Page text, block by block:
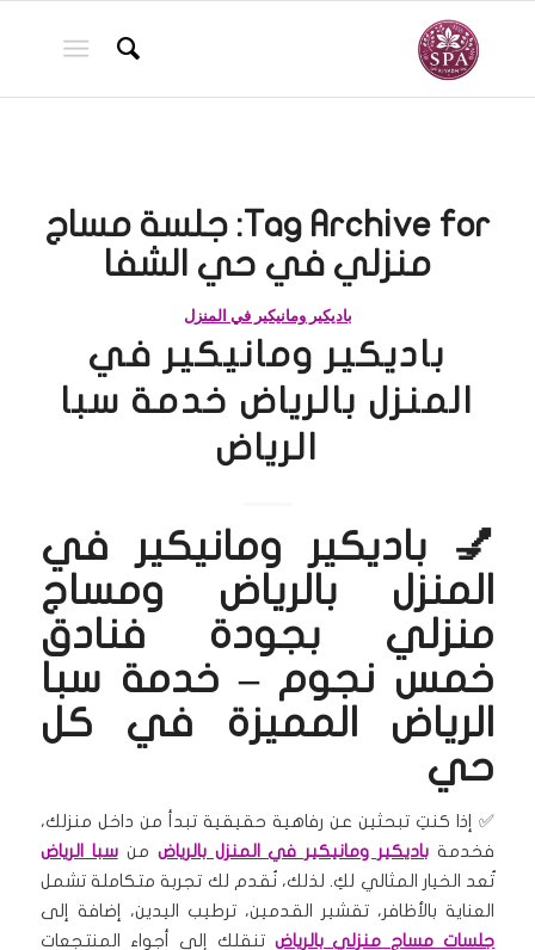
Tag Archive for: جلسة مساج
منزلي في حي الشفا
باديكير ومانيكير في المنزل
باديكير ومانيكير في
المنزل بالرياض خدمة سبا
الرياض
💅 باديكير ومانيكير في
المنزل بالرياض ومساج
منزلي بجودة فنادق
خمس نجوم – خدمة سبا
الرياض المميزة في كل
حي
✅ إذا كنتِ تبحثين عن رفاهية حقيقية تبدأ من داخل منزلك،
فخدمة باديكير ومانيكير في المنزل بالرياض منسبا الرياض
تُعد الخيار المثالي لكِ. لذلك، نُقدم لك تجربة متكاملة تشمل
العناية بالأظافر، تقشير القدمين، ترطيب اليدين، إضافة إلى
جلسات مساج منزلي بالرياض تنقلك إلى أجواء المنتجعات